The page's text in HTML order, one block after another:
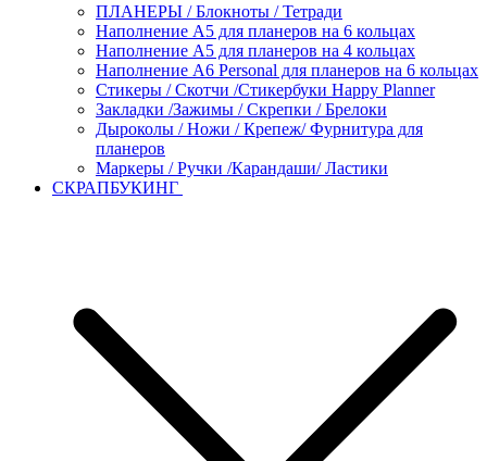
ПЛАНЕРЫ / Блокноты / Тетради
Наполнение А5 для планеров на 6 кольцах
Наполнение А5 для планеров на 4 кольцах
Наполнение А6 Personal для планеров на 6 кольцах
Стикеры / Скотчи /Стикербуки Happy Planner
Закладки /Зажимы / Скрепки / Брелоки
Дыроколы / Ножи / Крепеж/ Фурнитура для
планеров
Маркеры / Ручки /Карандаши/ Ластики
СКРАПБУКИНГ